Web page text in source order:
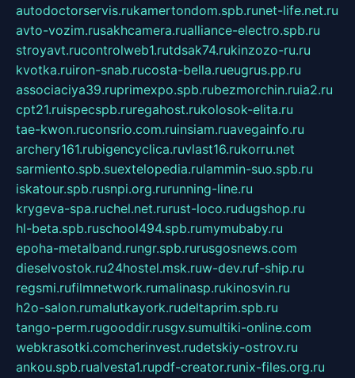
autodoctorservis.rukamertondom.spb.runet-life.net.ru
avto-vozim.rusakhcamera.rualliance-electro.spb.ru
stroyavt.rucontrolweb1.rutdsak74.rukinzozo-ru.ru
kvotka.ruiron-snab.rucosta-bella.rueugrus.pp.ru
associaciya39.ruprimexpo.spb.rubezmorchin.ruia2.ru
cpt21.ruispecspb.ruregahost.rukolosok-elita.ru
tae-kwon.ruconsrio.com.ruinsiam.ruavegainfo.ru
archery161.rubigencyclica.ruvlast16.rukorru.net
sarmiento.spb.suextelopedia.rulammin-suo.spb.ru
iskatour.spb.rusnpi.org.rurunning-line.ru
krygeva-spa.ruchel.net.rurust-loco.rudugshop.ru
hl-beta.spb.ruschool494.spb.rumymubaby.ru
epoha-metalband.rungr.spb.rurusgosnews.com
dieselvostok.ru24hostel.msk.ruw-dev.ruf-ship.ru
regsmi.rufilmnetwork.rumalinasp.rukinosvin.ru
h2o-salon.rumalutkayork.rudeltaprim.spb.ru
tango-perm.rugooddir.rusgv.sumultiki-online.com
webkrasotki.comcherinvest.rudetskiy-ostrov.ru
ankou.spb.rualvesta1.rupdf-creator.runix-files.org.ru